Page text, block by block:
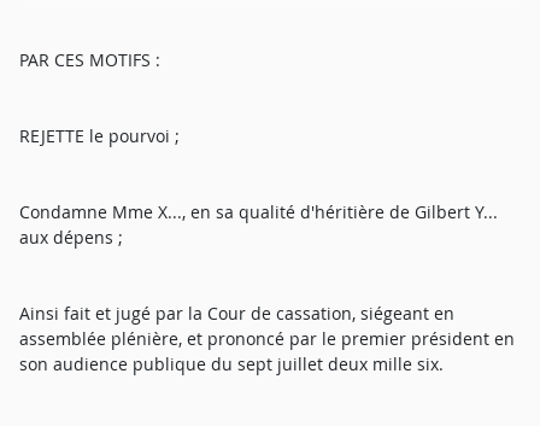
PAR CES MOTIFS :
REJETTE le pourvoi ;
Condamne Mme X..., en sa qualité d'héritière de Gilbert Y...
aux dépens ;
Ainsi fait et jugé par la Cour de cassation, siégeant en
assemblée plénière, et prononcé par le premier président en
son audience publique du sept juillet deux mille six.